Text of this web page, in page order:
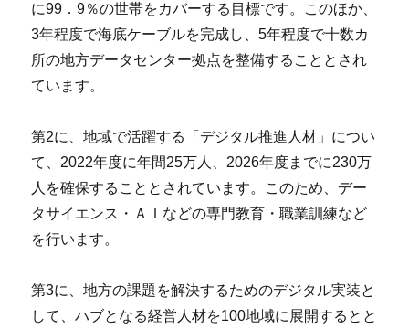
に99．9％の世帯をカバーする目標です。このほか、
3年程度で海底ケーブルを完成し、5年程度で十数カ
所の地方データセンター拠点を整備することとされ
ています。
第2に、地域で活躍する「デジタル推進人材」につい
て、2022年度に年間25万人、2026年度までに230万
人を確保することとされています。このため、デー
タサイエンス・ＡＩなどの専門教育・職業訓練など
を行います。
第3に、地方の課題を解決するためのデジタル実装と
して、ハブとなる経営人材を100地域に展開するとと